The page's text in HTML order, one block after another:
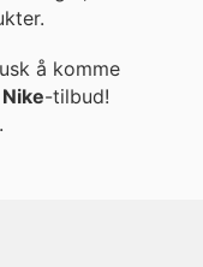
å komme
Nike-tilbud!